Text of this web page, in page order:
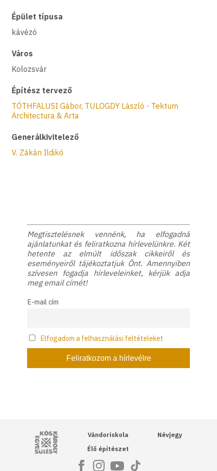
Épület típusa
kávézó
Város
Kolozsvár
Építész tervező
TÓTHFALUSI Gábor, TULOGDY László - Tektum
Architectura & Arta
Generálkivitelező
V. Zákán Ildikó
Megtisztelésnek vennénk, ha elfogadná
ajánlatunkat és feliratkozna hírlevelünkre. Két
hetente az elmúlt időszak cikkeiről és
eseményeiről tájékoztatjuk Önt. Amennyiben
szívesen fogadja hírleveleinket, kérjük adja
meg email címét!
E-mail cím
Elfogadom a felhasználási feltételeket
Kós Károly Egyesülés
Vándoriskola
Élő építészet
Névjegy